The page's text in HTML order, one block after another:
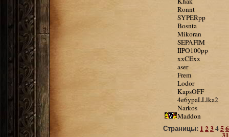
Ronnt
SYPERpp
Bosnta
Mikoran
SEPAFIM
IIPO100pp
xxCExx
aser
Frem
Lodor
KapsOFF
4e6ypaLLlka2
Narkos
Maddon
Страницы: 1 2345 6